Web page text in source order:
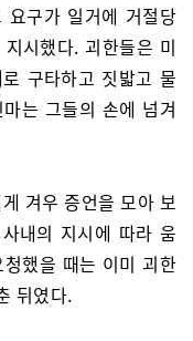
요구가 일거에 거절당
시했다. 괴한들은 미
구타하고 짓밟고 물
는 그들의 손에 넘겨
겨우 증언을 모아 보
내의 지시에 따라 움
했을 때는 이미 괴한
뒤였다.